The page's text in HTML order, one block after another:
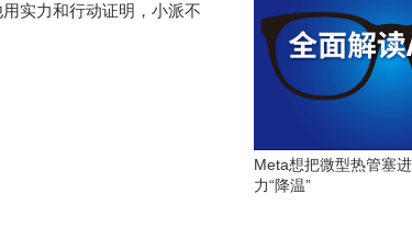
实力和行动证明，小派不
Meta想把微型热管塞
力“降温”